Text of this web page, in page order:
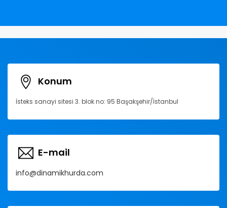
Konum
İsteks sanayi sitesi 3. blok no: 95 Başakşehir/İstanbul
E-mail
info@dinamikhurda.com